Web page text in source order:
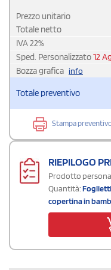
Prezzo unitario
Totale netto
IVA22%
Sped. Personalizzato12
Bozza grafica info
Totale preventivo
Stampa
RIEPILOGO
Prodotto
Quantità:
copertina in